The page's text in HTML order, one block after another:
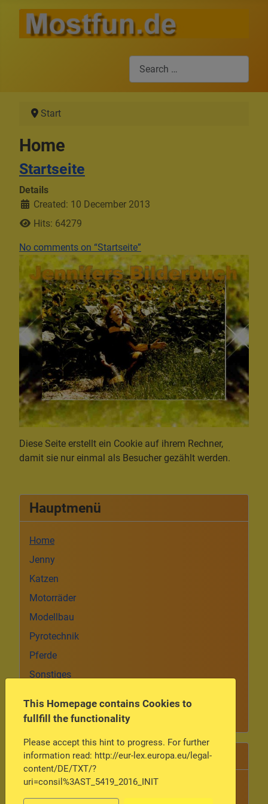
Start
Home
Startseite
Details
Created: 10 December 2013
Hits: 64279
No comments on “Startseite”
Diese Seite erstellt ein Cookie auf ihrem Rechner,
damit sie nur einmal als Besucher gezählt werden.
Hauptmenü
Home
Jenny
Katzen
Motorräder
Modellbau
Pyrotechnik
Pferde
Sonstiges
Kontaktformular
Meist gelesen
Optotronix Pro Control reparieren Teil 1
This Homepage contains Cookies to
fullfill the functionality
Please accept this hint to progress. For further
information read: http://eur-lex.europa.eu/legal-
content/DE/TXT/?
uri=consil%3AST_5419_2016_INIT